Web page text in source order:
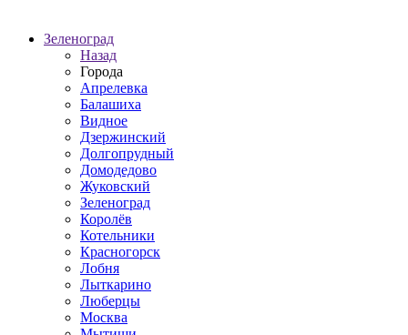
Зеленоград
Назад
Города
Апрелевка
Балашиха
Видное
Дзержинский
Долгопрудный
Домодедово
Жуковский
Зеленоград
Королёв
Котельники
Красногорск
Лобня
Лыткарино
Люберцы
Москва